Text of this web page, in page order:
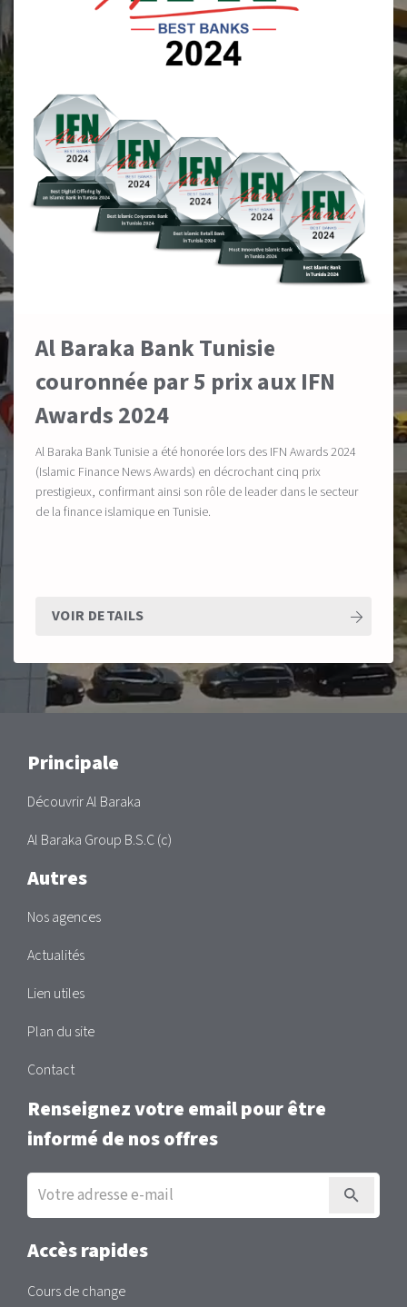
Al Baraka Bank Tunisie
couronnée par 5 prix aux IFN
Awards 2024
Al Baraka Bank Tunisie a été honorée lors des IFN Awards 2024
(Islamic Finance News Awards) en décrochant cinq prix
prestigieux, confirmant ainsi son rôle de leader dans le secteur
de la finance islamique en Tunisie.
VOIR DETAILS
Main
Principale
Découvrir Al Baraka
Al Baraka Group B.S.C (c)
Autres
Nos agences
Actualités
Lien utiles
Plan du site
Contact
Renseignez votre email pour être
informé de nos offres
Inscription
la
newsletter
Accès rapides
Cours de change